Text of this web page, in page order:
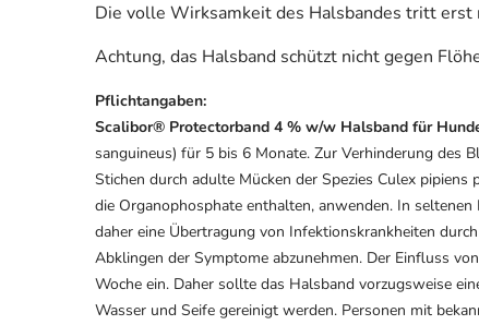
Die volle Wirksamkeit des Halsbandes tritt erst
Achtung, das Halsband schützt nicht gegen
Pflichtangaben:
Scalibor® Protectorband 4 % w/w Halsband für
sanguineus) für 5 bis 6 Monate. Zur Verhinderung des
Stichen durch adulte Mücken der Spezies Culex
die Organophosphate enthalten, anwenden. In
daher eine Übertragung von Infektionskrankheiten
Abklingen der Symptome abzunehmen. Der Einfluss
Woche ein. Daher sollte das Halsband vorzugsweise
Wasser und Seife gereinigt werden. Personen mit